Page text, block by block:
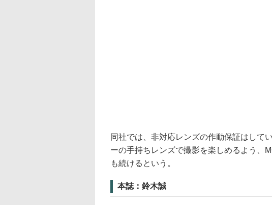
同社では、非対応レンズの作動保証はして
ーの手持ちレンズで撮影を楽しめるよう、
も続けるという。
本誌：鈴木誠